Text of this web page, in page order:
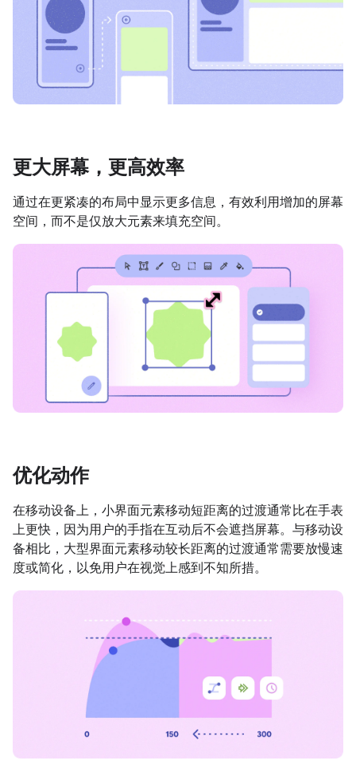
更大屏幕，更高效率
通过在更紧凑的布局中显示更多信息，有效利用增加的屏幕
空间，而不是仅放大元素来填充空间。
优化动作
在移动设备上，小界面元素移动短距离的过渡通常比在手表
上更快，因为用户的手指在互动后不会遮挡屏幕。与移动设
备相比，大型界面元素移动较长距离的过渡通常需要放慢速
度或简化，以免用户在视觉上感到不知所措。